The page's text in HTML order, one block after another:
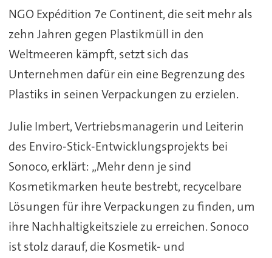
NGO Expédition 7e Continent, die seit mehr als
zehn Jahren gegen Plastikmüll in den
Weltmeeren kämpft, setzt sich das
Unternehmen dafür ein eine Begrenzung des
Plastiks in seinen Verpackungen zu erzielen.
Julie Imbert, Vertriebsmanagerin und Leiterin
des Enviro-Stick-Entwicklungsprojekts bei
Sonoco, erklärt: „Mehr denn je sind
Kosmetikmarken heute bestrebt, recycelbare
Lösungen für ihre Verpackungen zu finden, um
ihre Nachhaltigkeitsziele zu erreichen. Sonoco
ist stolz darauf, die Kosmetik- und